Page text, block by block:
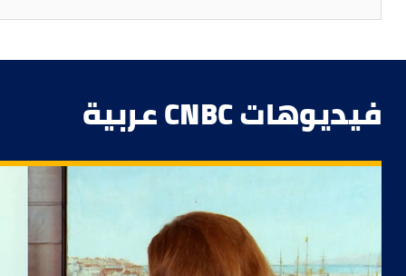
AMD تستحوذ على شركة ناشئة لتسريع نماذج الذكاء الاصطناعي
فيديوهات CNBC عربية